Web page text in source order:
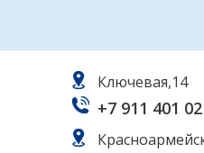
Ключевая,14
+7 911 401